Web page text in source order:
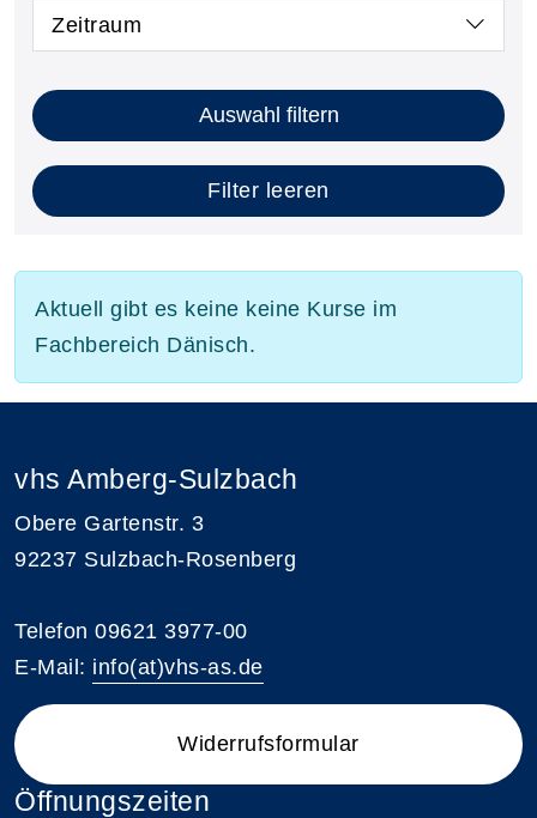
Zeitraum
Auswahl filtern
Filter leeren
Aktuell gibt es keine keine Kurse im
Fachbereich Dänisch.
vhs Amberg-Sulzbach
Obere Gartenstr. 3
92237 Sulzbach-Rosenberg
Telefon 09621 3977-00
E-Mail: info(at)vhs-as.de
Widerrufsformular
Öffnungszeiten